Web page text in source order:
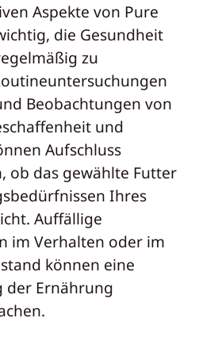
Aspekte von Pure
die Gesundheit
zu
Beobachtungen von
und
Aufschluss
ob das gewählte Futter
Ihres
Auffällige
im Verhalten oder im
können eine
der Ernährung